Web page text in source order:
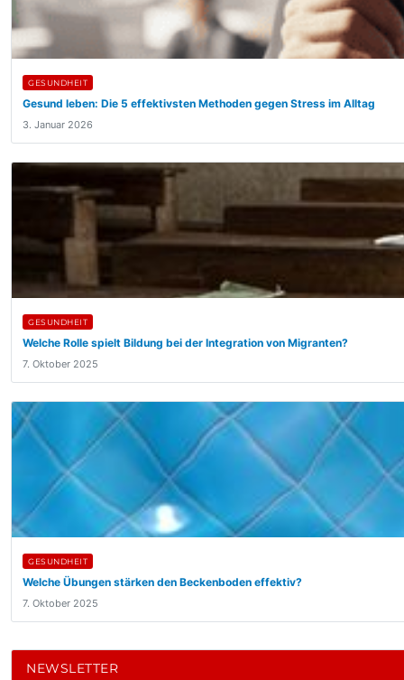
GESUNDHEIT
Gesund leben: Die 5 effektivsten Methoden gegen Stress im Alltag
3. Januar 2026
GESUNDHEIT
Welche Rolle spielt Bildung bei der Integration von Migranten?
7. Oktober 2025
GESUNDHEIT
Welche Übungen stärken den Beckenboden effektiv?
7. Oktober 2025
NEWSLETTER